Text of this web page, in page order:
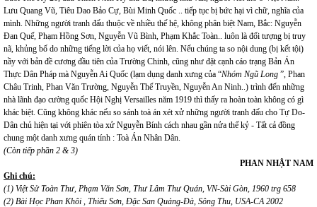
Lưu Quang Vũ, Tiêu Dao Bảo Cự, Bùi Minh Quốc .. tiếp tục bị bức hại vì chữ, nghĩa của
mình. Những người tranh đấu thuộc về nhiều thế hệ, không phân biệt Nam, Bắc: Nguyễn
Đan Quế, Phạm Hồng Sơn, Nguyễn Vũ Bình, Phạm Khắc Toàn.. luôn là đối tượng bị truy
nã, khủng bố do những tiếng lời của họ viết, nói lên. Nếu chúng ta so nội dung (bị kết tội)
nầy với bản đề cương đầu tiên của Trường Chinh, cũng như đặt cạnh cáo trạng Bản Án
Thực Dân Pháp mà Nguyễn Ai Quốc (lạm dụng danh xưng của “Nhóm Ngũ Long ”, Phan
Châu Trinh, Phan Văn Trường, Nguyễn Thế Truyền, Nguyễn An Ninh..) trình đến những
nhà lãnh đạo cường quốc Hội Nghị Versailles năm 1919 thì thấy ra hoàn toàn không có gì
khác biệt. Cũng không khác nếu so sánh toà án xét xử những người tranh đấu cho Tự Do-
Dân chủ hiện tại với phiên tòa xử Nguyễn Bính cách nhau gần nửa thế kỷ - Tất cả đồng
chung một danh xưng quán tính : Toà Án Nhân Dân.
(Còn tiếp phần 2 & 3)
PHAN NHẬT NAM
Ghi chú:
(1) Việt Sử Toàn Thư, Phạm Văn Sơn, Thư Lâm Thư Quán, VN-Sài Gòn, 1960 trg 658
(2) Bài Học Phan Khôi , Thiếu Sơn, Đặc San Quảng-Đà, Sông Thu, USA-CA 2002